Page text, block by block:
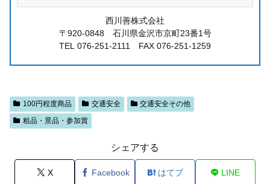
西川善株式会社
〒920-0848 石川県金沢市京町23番1号
TEL 076-251-2111 FAX 076-251-1259
100円程度商品 交通安全
交通安全その他
粗品・景品・参加賞
シェアする
X Facebook はてブ LINE